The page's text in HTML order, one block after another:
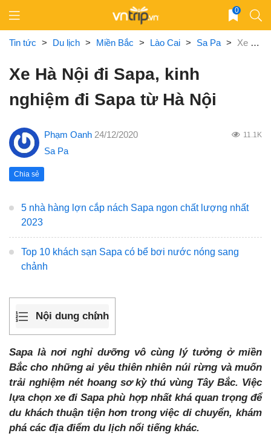
content
0
Tin tức > Du lịch > Miền Bắc > Lào Cai > Sa Pa > Xe Hà Nội đi Sapa, kinh nghiệm đi Sapa từ Hà Nội
Xe Hà Nội đi Sapa, kinh
nghiệm đi Sapa từ Hà Nội
Phạm Oanh 24/12/2020 11.1K
Sa Pa
Chia sẻ
5 nhà hàng lợn cắp nách Sapa ngon chất lượng nhất
2023
Top 10 khách sạn Sapa có bể bơi nước nóng sang
chảnh
Nội dung chính
Sapa là nơi nghỉ dưỡng vô cùng lý tưởng ở miền
Bắc cho những ai yêu thiên nhiên núi rừng và muốn
trải nghiệm nét hoang sơ kỳ thú vùng Tây Bắc. Việc
lựa chọn xe đi Sapa phù hợp nhất khá quan trọng để
du khách thuận tiện hơn trong việc di chuyển, khám
phá các địa điểm du lịch nổi tiếng khác.